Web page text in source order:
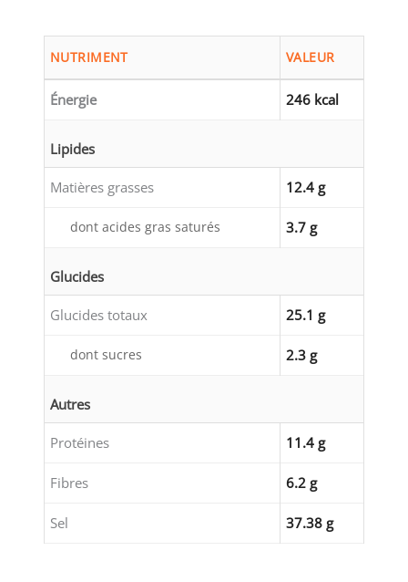
NUTRIMENT VALEUR
Énergie 246 kcal
Lipides
Matières grasses 12.4 g
dont acides gras saturés 3.7 g
Glucides
Glucides totaux 25.1 g
dont sucres 2.3 g
Autres
Protéines 11.4 g
Fibres 6.2 g
Sel 37.38 g